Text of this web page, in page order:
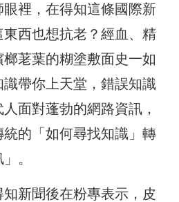
裡，在得知這條國際新
西也想抗老？經血、精
荖葉的糊塗敷面史一如
帶你上天堂，錯誤知識
面對蓬勃的網路資訊，
的「如何尋找知識」轉
。
新聞後在粉專表示，皮